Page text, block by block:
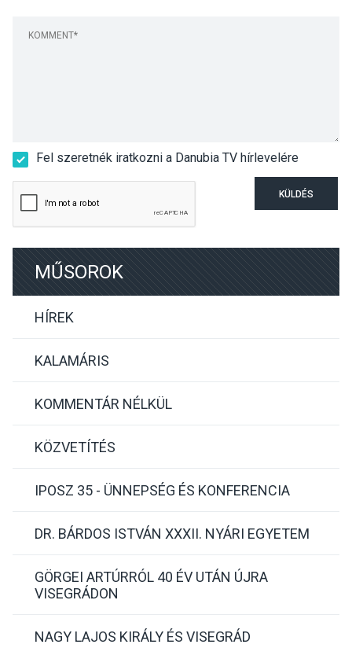
Fel szeretnék iratkozni a Danubia TV hírlevelére
KÜLDÉS
MŰSOROK
HÍREK
KALAMÁRIS
KOMMENTÁR NÉLKÜL
KÖZVETÍTÉS
IPOSZ 35 - ÜNNEPSÉG ÉS KONFERENCIA
DR. BÁRDOS ISTVÁN XXXII. NYÁRI EGYETEM
GÖRGEI ARTÚRRÓL 40 ÉV UTÁN ÚJRA
VISEGRÁDON
NAGY LAJOS KIRÁLY ÉS VISEGRÁD